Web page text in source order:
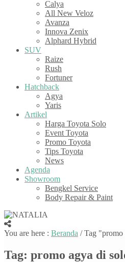
Calya
All New Veloz
Avanza
Innova Zenix
Alphard Hybrid
SUV
Raize
Rush
Fortuner
Hatchback
Agya
Yaris
Artikel
Harga Toyota Solo
Event Toyota
Promo Toyota
Tips Toyota
News
Agenda
Showroom
Bengkel Service
Body Repair & Paint
You are here : Beranda /Tag "promo
Tag: promo agya di